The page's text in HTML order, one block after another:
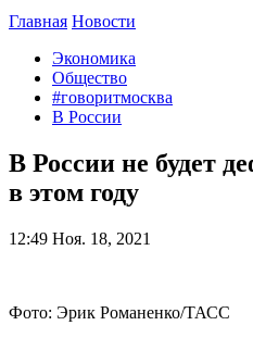
Главная Новости
Экономика
Общество
#говоритмосква
В России
В России не будет
в этом году
12:49 Ноя. 18, 2021
Фото: Эрик Романенко/ТАСС